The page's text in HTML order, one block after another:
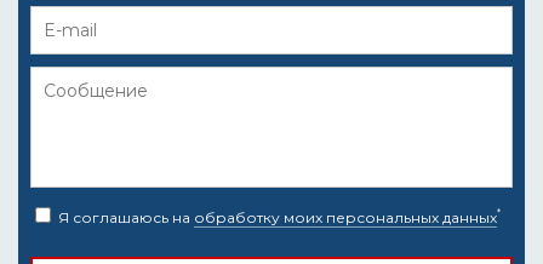
Я соглашаюсь на обработку моих персональных данных*